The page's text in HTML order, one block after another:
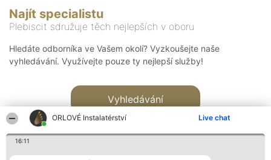
ORLOVÉ Instalatérství Live chat
16:11
Najít specialistu
Plebiscit sdružuje těch nejlepších v oboru
Hledáte odborníka ve Vašem okolí? Vyzkoušejte naše
vyhledávání. Využívejte pouze ty nejlepší služby!
Vyhledávání